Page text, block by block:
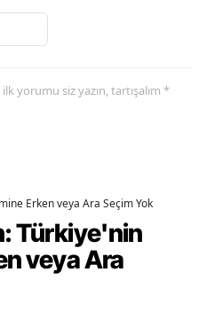
yorumu siz yazın, tartışalım *
Erken veya Ara Seçim Yok
Türkiye'nin
veya Ara